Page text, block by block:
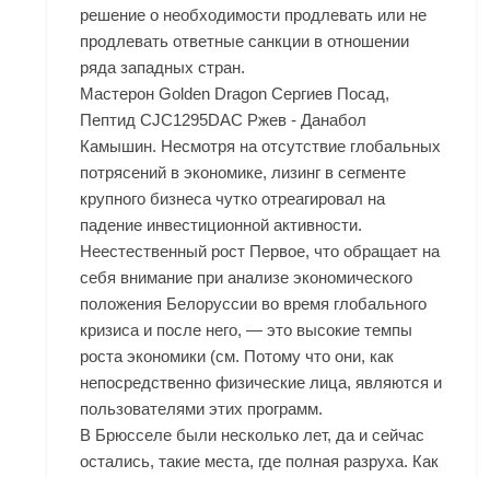
решение о необходимости продлевать или не
продлевать ответные санкции в отношении
ряда западных стран.
Мастерон Golden Dragon Сергиев Посад,
Пептид CJC1295DAC Ржев - Данабол
Камышин. Несмотря на отсутствие глобальных
потрясений в экономике, лизинг в сегменте
крупного бизнеса чутко отреагировал на
падение инвестиционной активности.
Неестественный рост Первое, что обращает на
себя внимание при анализе экономического
положения Белоруссии во время глобального
кризиса и после него, — это высокие темпы
роста экономики (см. Потому что они, как
непосредственно физические лица, являются и
пользователями этих программ.
В Брюсселе были несколько лет, да и сейчас
остались, такие места, где полная разруха. Как